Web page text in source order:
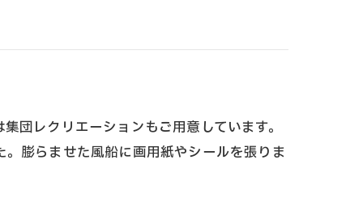
団レクリエーションもご用意しています。
膨らませた風船に画用紙やシールを張りま